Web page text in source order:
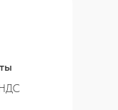
НДС